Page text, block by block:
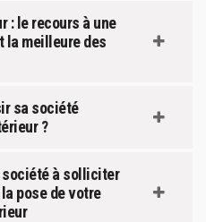
: le recours à une
la meilleure des
sa société
?
société à solliciter
pose de votre